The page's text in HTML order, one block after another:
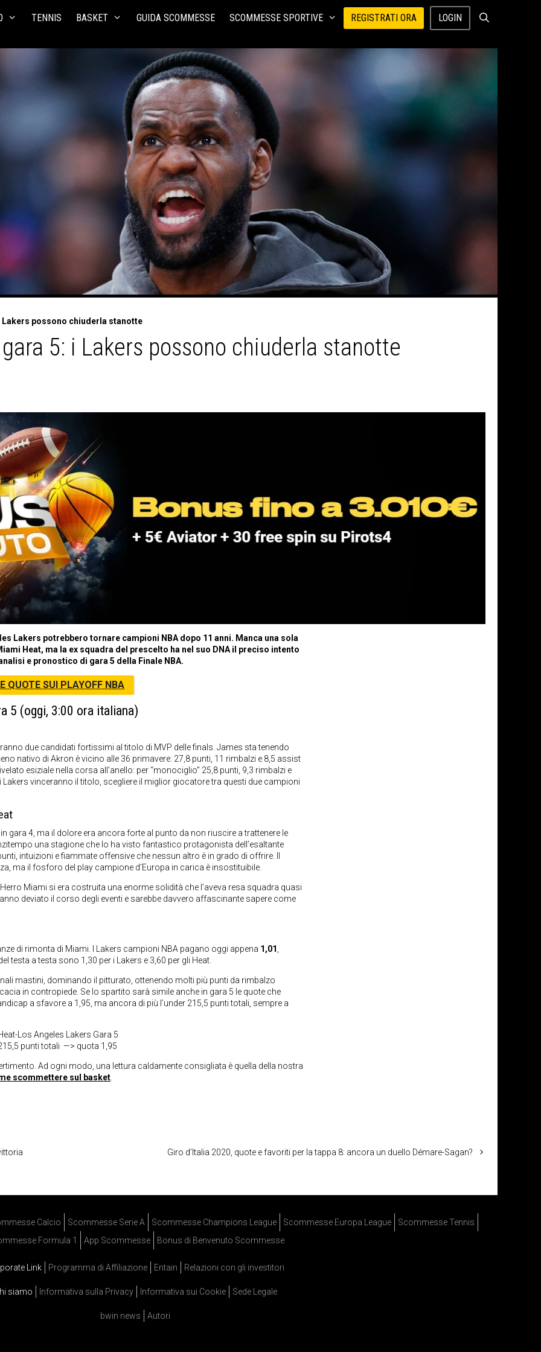
TENNIS BASKET GUIDA SCOMMESSE SCOMMESSE SPORTIVE REGISTRATI ORA LOGIN
Lakers possono chiuderla stanotte
5: i Lakers possono chiuderla stanotte
Lakers potrebbero tornare campioni NBA dopo 11 anni. Manca una sola
Heat, ma la ex squadra del prescelto ha nel suo DNA il preciso intento
e pronostico di gara 5 della Finale NBA.
QUOTE SUI PLAYOFF NBA
5 (oggi, 3:00 ora italiana)
due candidati fortissimi al titolo di MVP delle finals. James sta tenendo
nativo di Akron è vicino alle 36 primavere: 27,8 punti, 11 rimbalzi e 8,5 assist
esiziale nella corsa all’anello: per “monociglio” 25,8 punti, 9,3 rimbalzi e
vinceranno il titolo, scegliere il miglior giocatore tra questi due campioni
gara 4, ma il dolore era ancora forte al punto da non riuscire a trattenere le
una stagione che lo ha visto fantastico protagonista dell’esaltante
intuizioni e fiammate offensive che nessun altro è in grado di offrire. Il
ma il fosforo del play campione d’Europa in carica è insostituibile.
Miami si era costruita una enorme solidità che l’aveva resa squadra quasi
deviato il corso degli eventi e sarebbe davvero affascinante sapere come
di rimonta di Miami. I Lakers campioni NBA pagano oggi appena 1,01
testa a testa sono 1,30 per i Lakers e 3,60 per gli Heat.
mastini, dominando il pitturato, ottenendo molti più punti da rimbalzo
in contropiede. Se lo spartito sarà simile anche in gara 5 le quote che
a sfavore a 1,95, ma ancora di più l’under 215,5 punti totali, sempre a
Los Angeles Lakers Gara 5
punti totali —> quota 1,95
Ad ogni modo, una lettura caldamente consigliata è quella della nostra
scommettere sul basket
Giro d’Italia 2020, quote e favoriti per la tappa 8: ancora un duello Démare-Sagan?
Calcio Scommesse Serie A Scommesse Champions League Scommesse Europa League
Scommesse Tennis
Formula 1
App Scommesse Bonus di Benvenuto Scommesse
Link Programma di Affiliazione Entain Relazioni con gli investitori
siamo Informativa sulla Privacy Informativa sui Cookie Sede Legale
bwin news Autori